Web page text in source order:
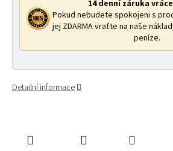
14 denní záruka
Pokud nebudete spokojeni s
jej ZDARMA vraťte na naše
peníze.
Detailní informace